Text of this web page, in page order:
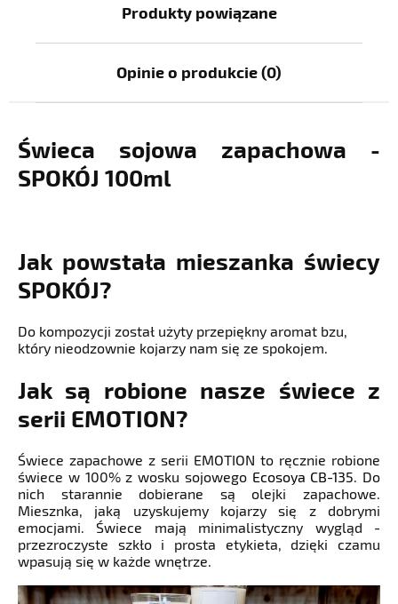
Produkty powiązane
Opinie o produkcie (0)
Świeca sojowa zapachowa -
SPOKÓJ 100ml
Jak powstała mieszanka świecy
SPOKÓJ?
Do kompozycji został użyty przepiękny aromat bzu,
który nieodzownie kojarzy nam się ze spokojem.
Jak są robione nasze świece z
serii EMOTION?
Świece zapachowe z serii EMOTION to ręcznie robione
świece w 100% z wosku sojowego Ecosoya CB-135. Do
nich starannie dobierane są olejki zapachowe.
Miesznka, jaką uzyskujemy kojarzy się z dobrymi
emocjami. Świece mają minimalistyczny wygląd -
przezroczyste szkło i prosta etykieta, dzięki czamu
wpasują się w każde wnętrze.